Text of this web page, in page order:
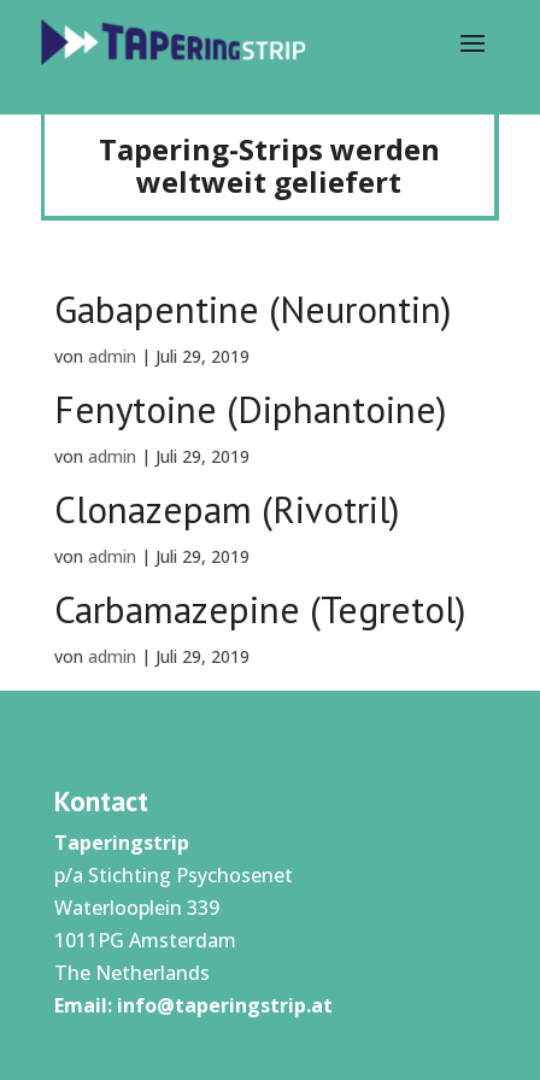
Tapering-Strips werden
weltweit geliefert
Gabapentine (Neurontin)
von admin | Juli 29, 2019
Fenytoine (Diphantoine)
von admin | Juli 29, 2019
Clonazepam (Rivotril)
von admin | Juli 29, 2019
Carbamazepine (Tegretol)
von admin | Juli 29, 2019
Kontact
Taperingstrip
p/a Stichting Psychosenet
Waterlooplein 339
1011PG Amsterdam
The Netherlands
Email: info@taperingstrip.at